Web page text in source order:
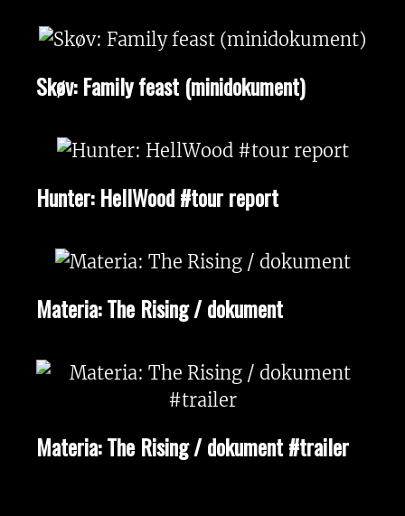
Skøv: Family feast (minidokument)
Hunter: HellWood #tour report
Materia: The Rising / dokument
Materia: The Rising / dokument #trailer